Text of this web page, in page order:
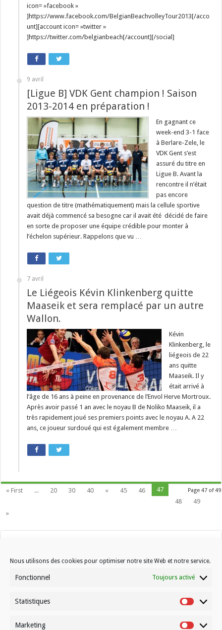
Nous utilisons des cookies pour optimiser notre site Web et notre service.
Fonctionnel Toujours activé
Statistiques
Marketing
icon= »facebook »
]https://www.facebook.com/BelgianBeachvolleyTour2013[/acco
unt][account icon= »twitter »
]https://twitter.com/belgianbeach[/account][/social]
9 avril
[Ligue B] VDK Gent champion ! Saison
2013-2014 en préparation !
En gagnant ce
week-end 3-1 face
à Berlare-Zele, le
VDK Gent s’est
assuré du titre en
Ligue B. Avant la
rencontre il n’était
pas encore
question de titre (mathématiquement) mais la cellule sportive
avait déjà commencé sa besogne car il avait été décidé de faire
en sorte de proposer une équipe crédible pour monter à
l’échelon supérieur. Rappelons que vu …
7 avril
Le Liégeois Kévin Klinkenberg quitte
Maaseik et sera remplacé par un autre
Wallon.
Kévin
Klinkenberg, le
liégeois de 22
ans quitte
Maaseik. Il y
était arrivé à
l’âge de 16 ans à peine en provenance de l’Envol Herve Mortroux.
Après avoir passé 1 an avec le noyau B de Noliko Maaseik, il a
très rapidement joué ses premiers points avec le noyau A. A 22
ans, ce joueur surdoué qui est également membre …
Page 47 of 49
« First ... 20 30 40 « 45 46
47
48
49
»
Contactez-nous